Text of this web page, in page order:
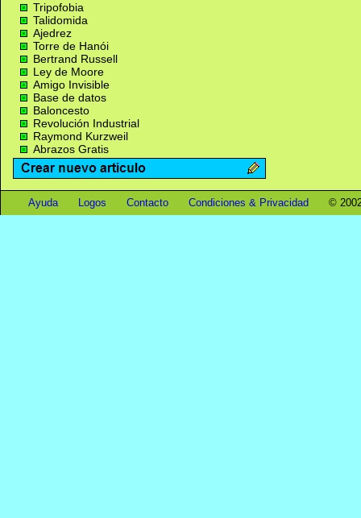
Tripofobia
Talidomida
Ajedrez
Torre de Hanói
Bertrand Russell
Ley de Moore
Amigo Invisible
Base de datos
Baloncesto
Revolución Industrial
Raymond Kurzweil
Abrazos Gratis
Ayuda Logos Contacto Condiciones & Privacidad ©